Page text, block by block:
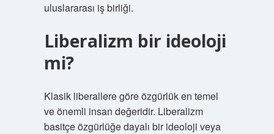
uluslararası iş birliği.
Liberalizm bir ideoloji
mi?
Klasik liberallere göre özgürlük en temel
ve önemli insan değeridir. Liberalizm
basitçe özgürlüğe dayalı bir ideoloji veya